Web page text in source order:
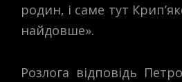
родин, і саме тут
найдовше».
Розлога відповідь